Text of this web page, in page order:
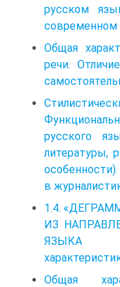
русском
современном
Общая
речи.
русского
литературы,
в
1.4.
ИЗ
ЯЗЫКА
Общая